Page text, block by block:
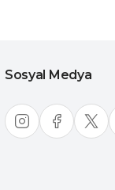
Sosyal Medya